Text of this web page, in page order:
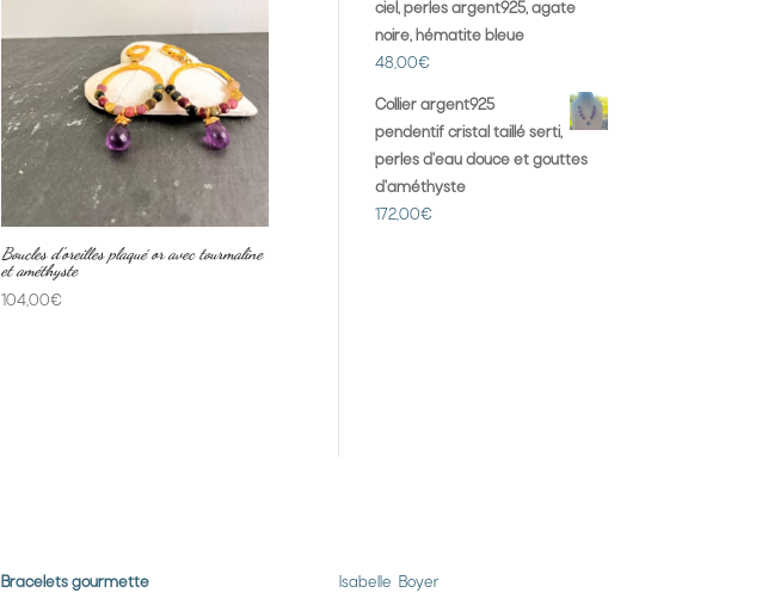
Boucles d’oreilles plaqué or avec tourmaline
et améthyste
104,00€
ciel, perles argent925, agate
noire, hématite bleue
48,00€
Collier argent925
pendentif cristal taillé serti,
perles d'eau douce et gouttes
d'améthyste
172,00€
Bracelets gourmette Isabelle Boyer